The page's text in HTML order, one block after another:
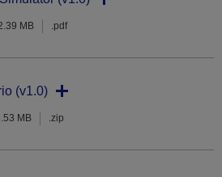
MB .pdf
(v1.0)
MB .zip